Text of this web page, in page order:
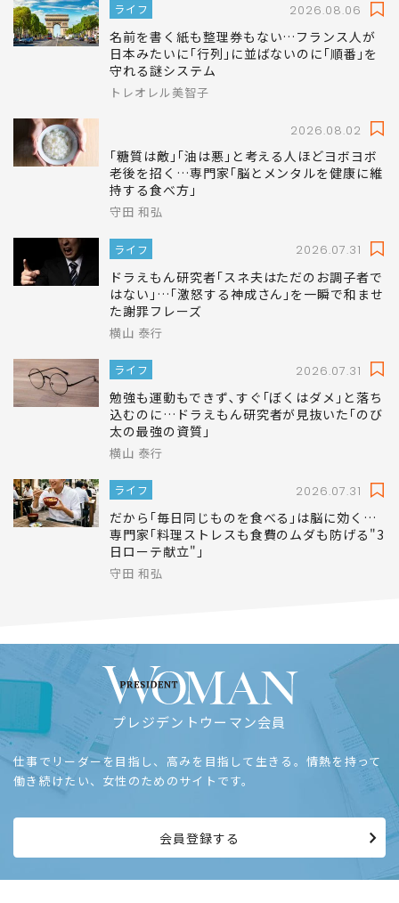
ライフ 2026.08.06
名前を書く紙も整理券もない…フランス人が
日本みたいに｢行列｣に並ばないのに｢順番｣を
守れる謎システム
トレオレル美智子
2026.08.02
｢糖質は敵｣｢油は悪｣と考える人ほどヨボヨボ
老後を招く…専門家｢脳とメンタルを健康に維
持する食べ方｣
守田 和弘
ライフ 2026.07.31
ドラえもん研究者｢スネ夫はただのお調子者で
はない｣…｢激怒する神成さん｣を一瞬で和ませ
た謝罪フレーズ
横山 泰行
ライフ 2026.07.31
勉強も運動もできず､すぐ｢ぼくはダメ｣と落ち
込むのに…ドラえもん研究者が見抜いた｢のび
太の最強の資質｣
横山 泰行
ライフ 2026.07.31
だから｢毎日同じものを食べる｣は脳に効く…
専門家｢料理ストレスも食費のムダも防げる"3
日ローテ献立"｣
守田 和弘
プレジデントウーマン会員
仕事でリーダーを目指し、高みを目指して生きる。情熱を持って
働き続けたい、女性のためのサイトです。
会員登録する